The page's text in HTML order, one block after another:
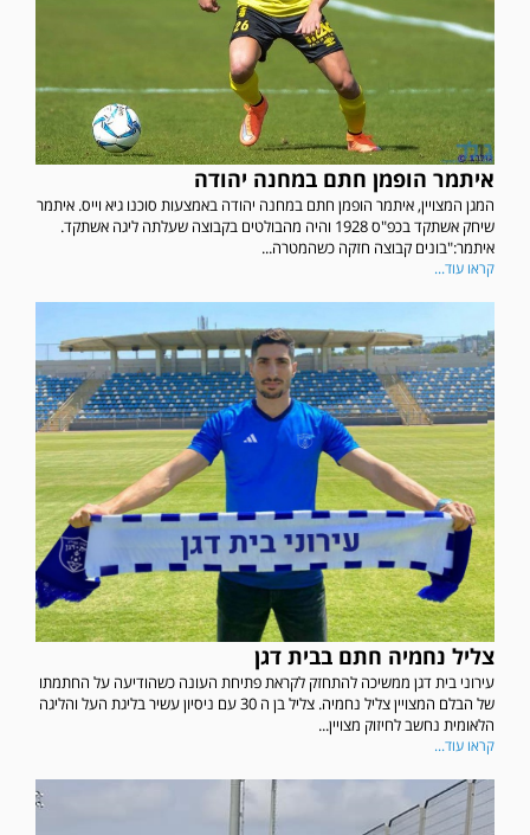
איתמר הופמן חתם במחנה יהודה
המגן המצויין, איתמר הופמן חתם במחנה יהודה באמצעות סוכנו גיא וייס. איתמר
שיחק אשתקד בכפ"ס 1928 והיה מהבולטים בקבוצה שעלתה ליגה אשתקד.
איתמר:"בונים קבוצה חזקה כשהמטרה...
קראו עוד...
צליל נחמיה חתם בבית דגן
עירוני בית דגן ממשיכה להתחזק לקראת פתיחת העונה כשהודיעה על החתמתו
של הבלם המצויין צליל נחמיה. צליל בן ה 30 עם ניסיון עשיר בליגת העל והליגה
הלאומית נחשב לחיזוק מצויין...
קראו עוד...